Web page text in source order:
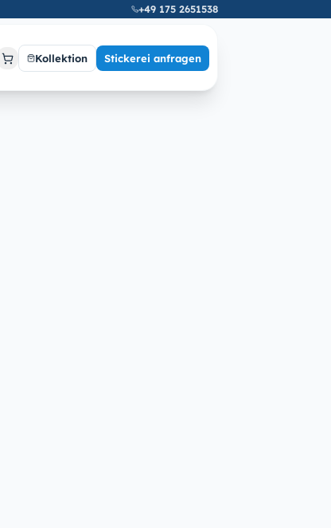
+49 175 2651538
Kollektion Stickerei anfragen